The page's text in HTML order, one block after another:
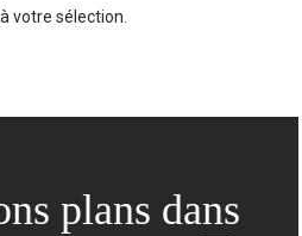
votre sélection.
plans dans